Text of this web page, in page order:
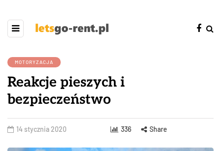
MOTORYZACJA
Reakcje pieszych i
bezpieczeństwo
14 stycznia 2020 336 Share